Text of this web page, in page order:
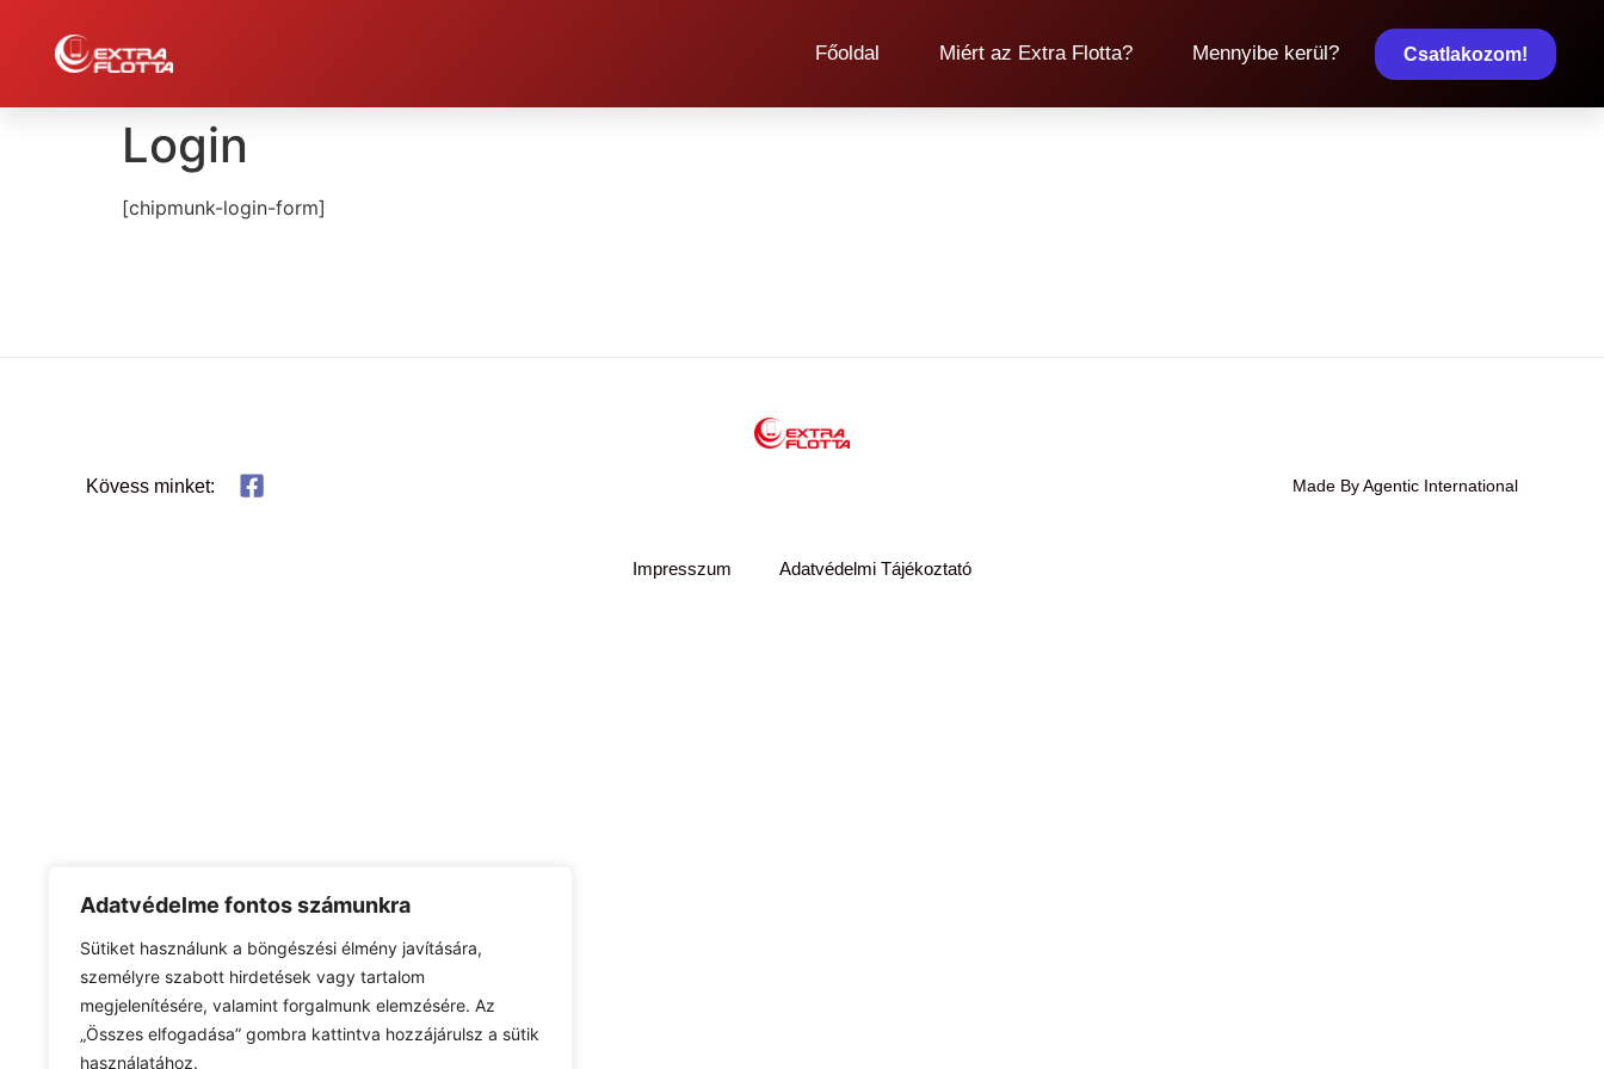
Adatvédelme fontos számunkra
Sütiket használunk a böngészési élmény javítására,
személyre szabott hirdetések vagy tartalom
megjelenítésére, valamint forgalmunk elemzésére. Az
„Összes elfogadása” gombra kattintva hozzájárulsz a sütik
használatához.
Főoldal Miért az Extra Flotta? Mennyibe kerül? Csatlakozom!
Login
[chipmunk-login-form]
Kövess minket: Made By Agentic International
Impresszum Adatvédelmi Tájékoztató